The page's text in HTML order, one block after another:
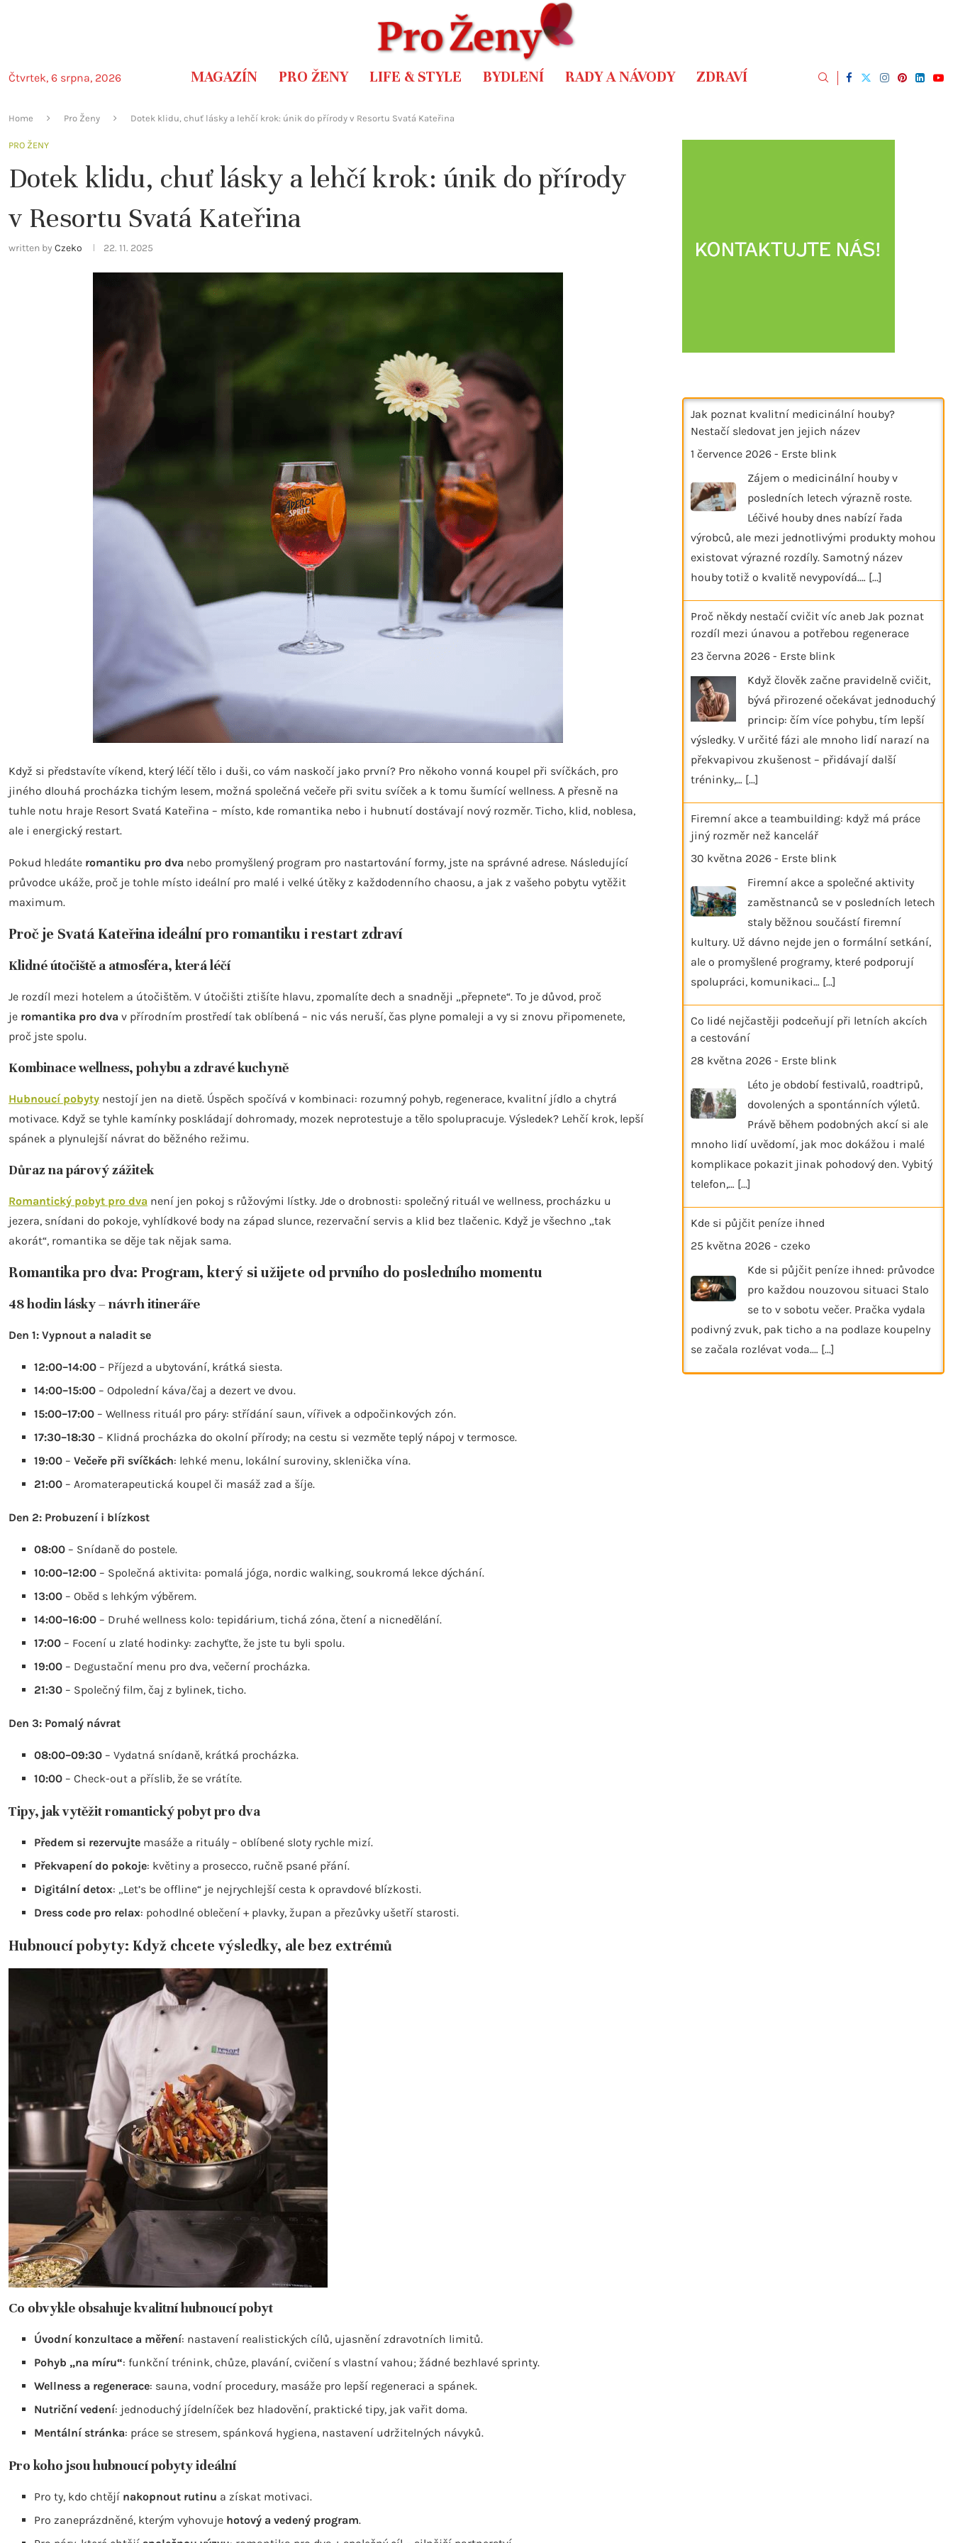
Čtvrtek, 6 srpna, 2026 MAGAZÍN PRO ŽENY LIFE & STYLE BYDLENÍ RADY A NÁVODY ZDRAVÍ
Home Pro Ženy Dotek klidu, chuť lásky a lehčí krok: únik do přírody v Resortu Svatá Kateřina
PRO ŽENY
Dotek klidu, chuť lásky a lehčí krok: únik do přírody
v Resortu Svatá Kateřina
written by Czeko 22. 11. 2025
Když si představíte víkend, který léčí tělo i duši, co vám naskočí jako první? Pro někoho vonná koupel při svíčkách, pro
jiného dlouhá procházka tichým lesem, možná společná večeře při svitu svíček a k tomu šumící wellness. A přesně na
tuhle notu hraje Resort Svatá Kateřina – místo, kde romantika nebo i hubnutí dostávají nový rozměr. Ticho, klid, noblesa,
ale i energický restart.
Pokud hledáte romantiku pro dva nebo promyšlený program pro nastartování formy, jste na správné adrese. Následující
průvodce ukáže, proč je tohle místo ideální pro malé i velké útěky z každodenního chaosu, a jak z vašeho pobytu vytěžit
maximum.
Proč je Svatá Kateřina ideální pro romantiku i restart zdraví
Klidné útočiště a atmosféra, která léčí
Je rozdíl mezi hotelem a útočištěm. V útočišti ztišíte hlavu, zpomalíte dech a snadněji „přepnete“. To je důvod, proč
je romantika pro dva v přírodním prostředí tak oblíbená – nic vás neruší, čas plyne pomaleji a vy si znovu připomenete,
proč jste spolu.
Kombinace wellness, pohybu a zdravé kuchyně
Hubnoucí pobyty nestojí jen na dietě. Úspěch spočívá v kombinaci: rozumný pohyb, regenerace, kvalitní jídlo a chytrá
motivace. Když se tyhle kamínky poskládají dohromady, mozek neprotestuje a tělo spolupracuje. Výsledek? Lehčí krok, lepší
spánek a plynulejší návrat do běžného režimu.
Důraz na párový zážitek
Romantický pobyt pro dva není jen pokoj s růžovými lístky. Jde o drobnosti: společný rituál ve wellness, procházku u
jezera, snídani do pokoje, vyhlídkové body na západ slunce, rezervační servis a klid bez tlačenic. Když je všechno „tak
akorát“, romantika se děje tak nějak sama.
Romantika pro dva: Program, který si užijete od prvního do posledního momentu
48 hodin lásky – návrh itineráře
Den 1: Vypnout a naladit se
12:00–14:00 – Příjezd a ubytování, krátká siesta.
14:00–15:00 – Odpolední káva/čaj a dezert ve dvou.
15:00–17:00 – Wellness rituál pro páry: střídání saun, vířivek a odpočinkových zón.
17:30–18:30 – Klidná procházka do okolní přírody; na cestu si vezměte teplý nápoj v termosce.
19:00 – Večeře při svíčkách: lehké menu, lokální suroviny, sklenička vína.
21:00 – Aromaterapeutická koupel či masáž zad a šíje.
Den 2: Probuzení i blízkost
08:00 – Snídaně do postele.
10:00–12:00 – Společná aktivita: pomalá jóga, nordic walking, soukromá lekce dýchání.
13:00 – Oběd s lehkým výběrem.
14:00–16:00 – Druhé wellness kolo: tepidárium, tichá zóna, čtení a nicnedělání.
17:00 – Focení u zlaté hodinky: zachyťte, že jste tu byli spolu.
19:00 – Degustační menu pro dva, večerní procházka.
21:30 – Společný film, čaj z bylinek, ticho.
Den 3: Pomalý návrat
08:00–09:30 – Vydatná snídaně, krátká procházka.
10:00 – Check-out a příslib, že se vrátíte.
Tipy, jak vytěžit romantický pobyt pro dva
Předem si rezervujte masáže a rituály – oblíbené sloty rychle mizí.
Překvapení do pokoje: květiny a prosecco, ručně psané přání.
Digitální detox: „Let’s be offline“ je nejrychlejší cesta k opravdové blízkosti.
Dress code pro relax: pohodlné oblečení + plavky, župan a přezůvky ušetří starosti.
Hubnoucí pobyty: Když chcete výsledky, ale bez extrémů
Co obvykle obsahuje kvalitní hubnoucí pobyt
Úvodní konzultace a měření: nastavení realistických cílů, ujasnění zdravotních limitů.
Pohyb „na míru“: funkční trénink, chůze, plavání, cvičení s vlastní vahou; žádné bezhlavé sprinty.
Wellness a regenerace: sauna, vodní procedury, masáže pro lepší regeneraci a spánek.
Nutriční vedení: jednoduchý jídelníček bez hladovění, praktické tipy, jak vařit doma.
Mentální stránka: práce se stresem, spánková hygiena, nastavení udržitelných návyků.
Pro koho jsou hubnoucí pobyty ideální
Pro ty, kdo chtějí nakopnout rutinu a získat motivaci.
Pro zaneprázdněné, kterým vyhovuje hotový a vedený program.
Jak poznat kvalitní medicinální houby?
Nestačí sledovat jen jejich název
1 července 2026 - Erste blink
Zájem o medicinální houby v
posledních letech výrazně roste.
Léčivé houby dnes nabízí řada
výrobců, ale mezi jednotlivými produkty mohou
existovat výrazné rozdíly. Samotný název
houby totiž o kvalitě nevypovídá.… [...]
Proč někdy nestačí cvičit víc aneb Jak poznat
rozdíl mezi únavou a potřebou regenerace
23 června 2026 - Erste blink
Když člověk začne pravidelně cvičit,
bývá přirozené očekávat jednoduchý
princip: čím více pohybu, tím lepší
výsledky. V určité fázi ale mnoho lidí narazí na
překvapivou zkušenost – přidávají další
tréninky,… [...]
Firemní akce a teambuilding: když má práce
jiný rozměr než kancelář
30 května 2026 - Erste blink
Firemní akce a společné aktivity
zaměstnanců se v posledních letech
staly běžnou součástí firemní
kultury. Už dávno nejde jen o formální setkání,
ale o promyšlené programy, které podporují
spolupráci, komunikaci… [...]
Co lidé nejčastěji podceňují při letních akcích
a cestování
28 května 2026 - Erste blink
Léto je období festivalů, roadtripů,
dovolených a spontánních výletů.
Právě během podobných akcí si ale
mnoho lidí uvědomí, jak moc dokážou i malé
komplikace pokazit jinak pohodový den. Vybitý
telefon,… [...]
Kde si půjčit peníze ihned
25 května 2026 - czeko
Kde si půjčit peníze ihned: průvodce
pro každou nouzovou situaci Stalo
se to v sobotu večer. Pračka vydala
podivný zvuk, pak ticho a na podlaze koupelny
se začala rozlévat voda.… [...]